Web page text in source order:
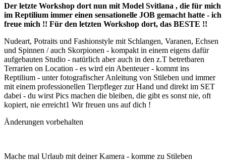
Der letzte Workshop dort nun mit Model Svitlana , die für mich
im Reptilium immer einen sensationelle JOB gemacht hatte - ich
freue mich !! Für den letzten Workshop dort, das BESTE !!
Nudeart, Potraits und Fashionstyle mit Schlangen, Varanen, Echsen
und Spinnen / auch Skorpionen - kompakt in einem eigens dafür
aufgebauten Studio - natürlich aber auch in den z.T betretbaren
Terrarien on Location - es wird ein Abenteuer - kommt ins
Reptilium - unter fotografischer Anleitung von Stileben und immer
mit einem professionellen Tierpfleger zur Hand und direkt im SET
dabei - du wirst Pics machen die bleiben, die gibt es sonst nie, oft
kopiert, nie erreicht1 Wir freuen uns auf dich !
Änderungen vorbehalten
Mache mal Urlaub mit deiner Kamera - komme zu Stileben